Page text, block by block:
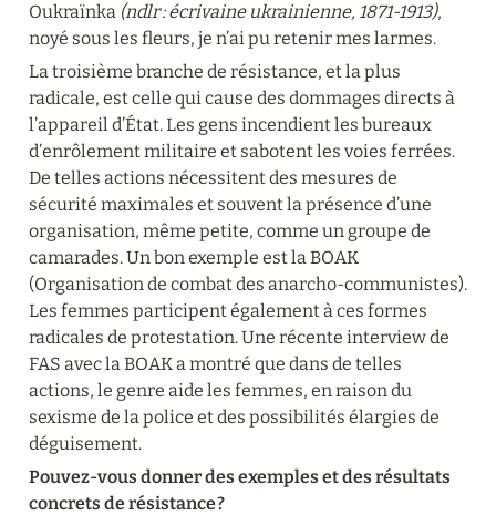
Oukraïnka (ndlr : écrivaine ukrainienne, 1871-1913),
noyé sous les fleurs, je n’ai pu retenir mes larmes.
La troisième branche de résistance, et la plus
radicale, est celle qui cause des dommages directs à
l’appareil d’État. Les gens incendient les bureaux
d’enrôlement militaire et sabotent les voies ferrées.
De telles actions nécessitent des mesures de
sécurité maximales et souvent la présence d’une
organisation, même petite, comme un groupe de
camarades. Un bon exemple est la BOAK
(Organisation de combat des anarcho-communistes).
Les femmes participent également à ces formes
radicales de protestation. Une récente interview de
FAS avec la BOAK a montré que dans de telles
actions, le genre aide les femmes, en raison du
sexisme de la police et des possibilités élargies de
déguisement.
Pouvez-vous donner des exemples et des résultats
concrets de résistance ?